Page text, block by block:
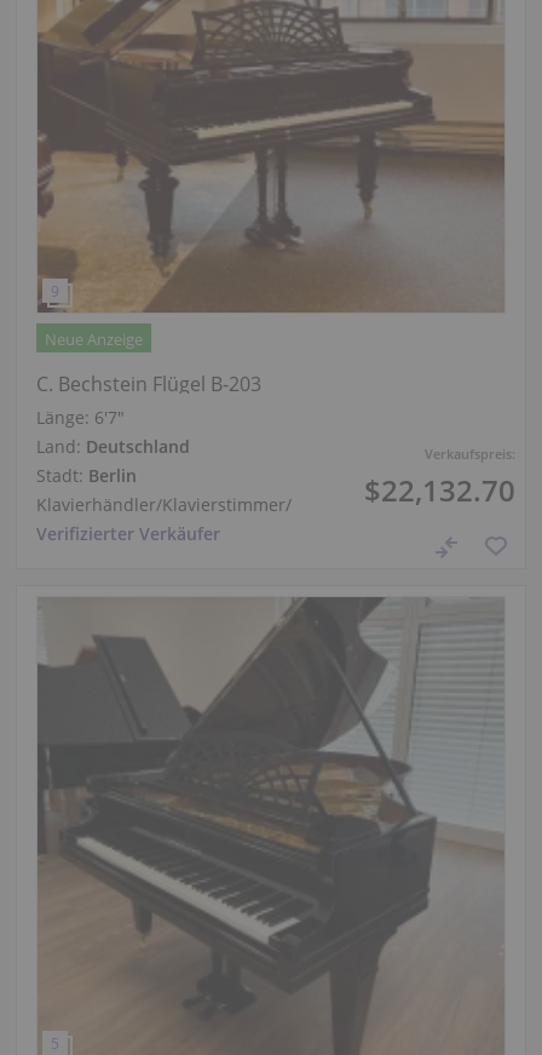
Verkaufspreis:
$22,132.70
Neue Anzeige
C. Bechstein Flügel B-203
Länge: 6′7″
Land: Deutschland
Stadt: Berlin
Klavierhändler/Klavierstimmer/
Verifizierter Verkäufer